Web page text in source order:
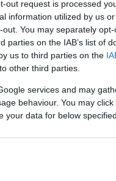
out request is processed
information utilized by us
You may separately
parties on the IAB’s list of
us to third parties on the
other third parties.
services and may
behaviour. You may
your data for below
εναντίον μας.
της που δείχνει
Γιάνναρος, ο
έχουν